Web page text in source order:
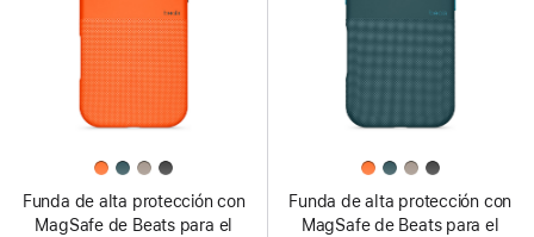
Funda de alta protección con
MagSafe de Beats para el
Funda de alta protección con
MagSafe de Beats para el